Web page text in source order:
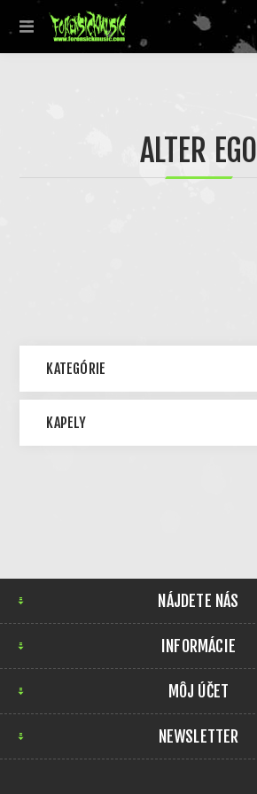
ALTER EGO
KATEGÓRIE
KAPELY
NÁJDETE NÁS
INFORMÁCIE
MÔJ ÚČET
NEWSLETTER